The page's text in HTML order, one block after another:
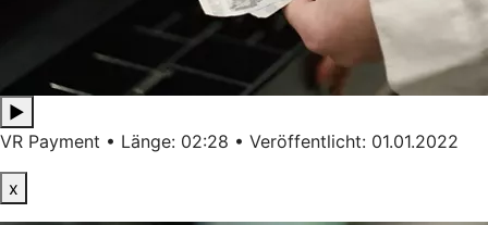
▶
VR Payment • Länge: 02:28 • Veröffentlicht: 01.01.2022
x